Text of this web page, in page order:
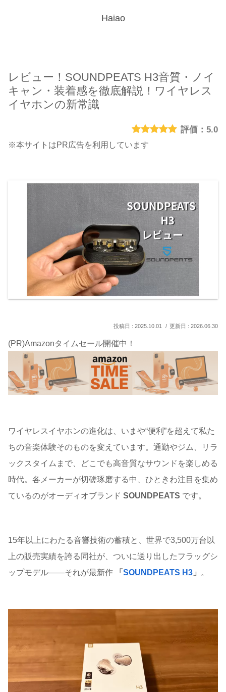
Haiao
レビュー！SOUNDPEATS H3音質・ノイ
キャン・装着感を徹底解説！ワイヤレス
イヤホンの新常識
5.0
※本サイトはPR広告を利用しています
2025.10.01 2026.06.30
(PR)Amazonタイムセール開催中！
ワイヤレスイヤホンの進化は、いまや“便利”を超えて私た
ちの音楽体験そのものを変えています。通勤やジム、リラ
ックスタイムまで、どこでも高音質なサウンドを楽しめる
時代。各メーカーが切磋琢磨する中、ひときわ注目を集め
ているのがオーディオブランド SOUNDPEATS です。
15年以上にわたる音響技術の蓄積と、世界で3,500万台以
上の販売実績を誇る同社が、ついに送り出したフラッグシ
ップモデル――それが最新作
「 SOUNDPEATS H3 」 。